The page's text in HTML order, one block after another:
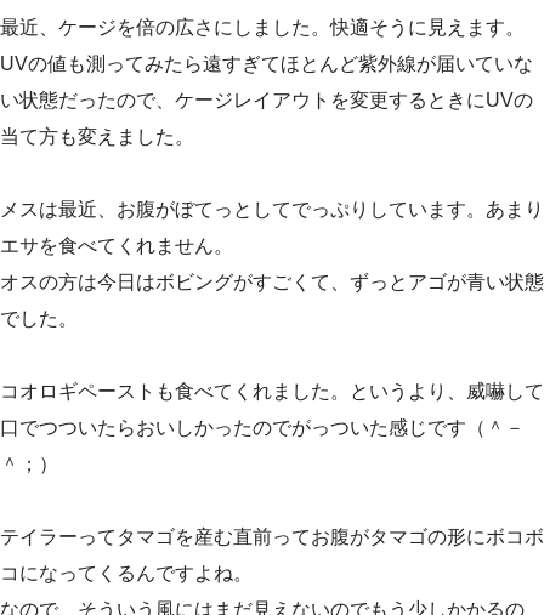
最近、ケージを倍の広さにしました。快適そうに見えます。
UVの値も測ってみたら遠すぎてほとんど紫外線が届いていな
い状態だったので、ケージレイアウトを変更するときにUVの
当て方も変えました。
メスは最近、お腹がぼてっとしてでっぷりしています。あまり
エサを食べてくれません。
オスの方は今日はボビングがすごくて、ずっとアゴが青い状態
でした。
コオロギペーストも食べてくれました。というより、威嚇して
口でつついたらおいしかったのでがっついた感じです（＾－
＾；）
テイラーってタマゴを産む直前ってお腹がタマゴの形にボコボ
コになってくるんですよね。
なので、そういう風にはまだ見えないのでもう少しかかるの